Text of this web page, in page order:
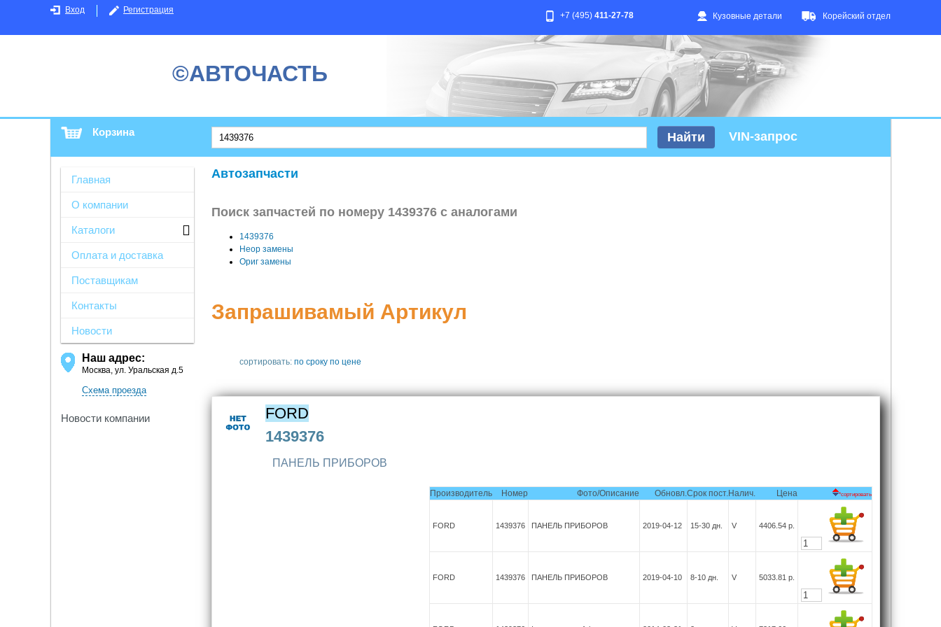
Вход Регистрация
Кузовные детали Корейский отдел
+7 (495) 411-27-78
©АВТОЧАСТЬ
Корзина VIN-запрос
Главная
О компании
Каталоги
Оплата и доставка
Поставщикам
Контакты
Новости
Наш адрес:
Москва, ул. Уральская д.5
Схема проезда
Новости компании
Автозапчасти
Поиск запчастей по номеру 1439376 с аналогами
1439376
Неор замены
Ориг замены
Запрашивамый Артикул
сортировать: по сроку по цене
FORD
1439376
ПАНЕЛЬ ПРИБОРОВ
Производитель Номер Фото/Описание Обновл.Срок пост.Налич. Цена *сортировать
FORD 1439376 ПАНЕЛЬ ПРИБОРОВ 2019-04-12 15-30 дн. V 4406.54 р.
FORD 1439376 ПАНЕЛЬ ПРИБОРОВ 2019-04-10 8-10 дн. V 5033.81 р.